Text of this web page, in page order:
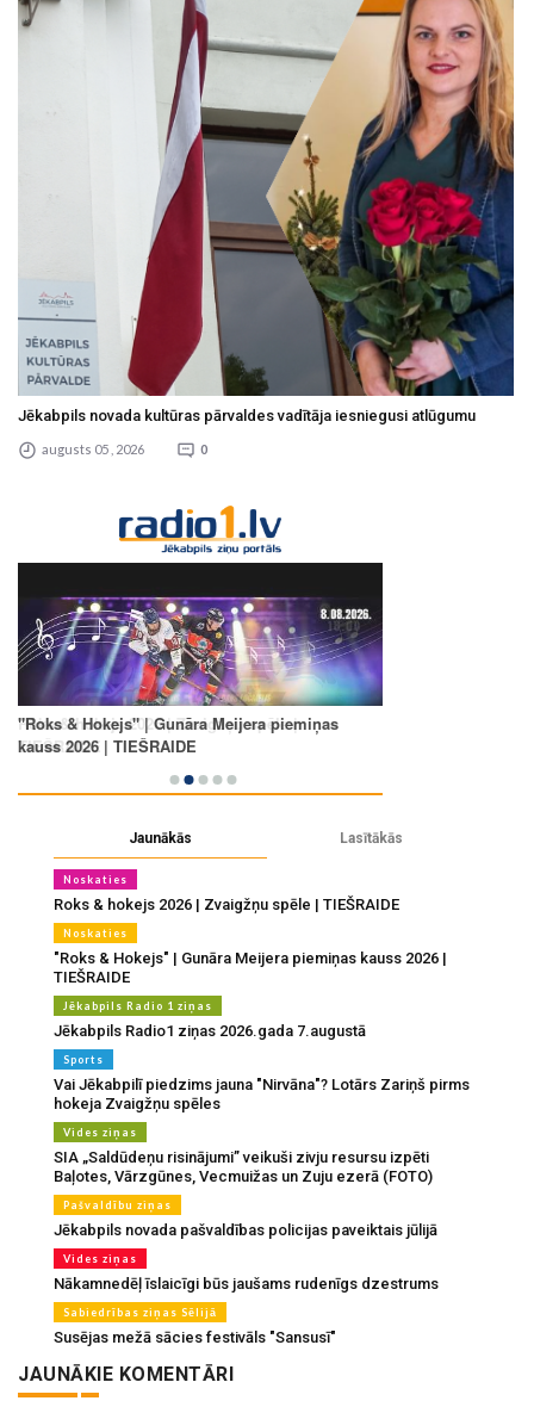
Jēkabpils novada kultūras pārvaldes vadītāja iesniegusi atlūgumu
augusts 05 , 2026 0
Jaunākās Lasītākās
Noskaties
Roks & hokejs 2026 | Zvaigžņu spēle | TIEŠRAIDE
Noskaties
"Roks & Hokejs" | Gunāra Meijera piemiņas kauss 2026 |
TIEŠRAIDE
Jēkabpils Radio 1 ziņas
Jēkabpils Radio1 ziņas 2026.gada 7.augustā
Sports
Vai Jēkabpilī piedzims jauna "Nirvāna"? Lotārs Zariņš pirms
hokeja Zvaigžņu spēles
Vides ziņas
SIA „Saldūdeņu risinājumi” veikuši zivju resursu izpēti
Baļotes, Vārzgūnes, Vecmuižas un Zuju ezerā (FOTO)
Pašvaldību ziņas
Jēkabpils novada pašvaldības policijas paveiktais jūlijā
Vides ziņas
Nākamnedēļ īslaicīgi būs jaušams rudenīgs dzestrums
Sabiedrības ziņas Sēlijā
Susējas mežā sācies festivāls "Sansusī"
JAUNĀKIE KOMENTĀRI